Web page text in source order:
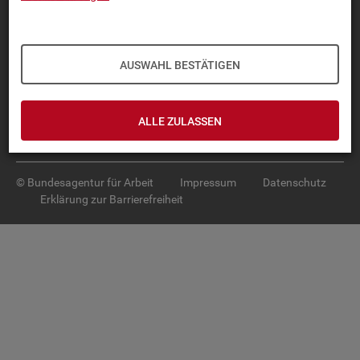
AUSWAHL BESTÄTIGEN
ALLE ZULASSEN
TOP-PRO­DUK­TE
SER­VICE
© Bundesagentur für Arbeit Impressum
Datenschutz
Erklärung zur Barrierefreiheit